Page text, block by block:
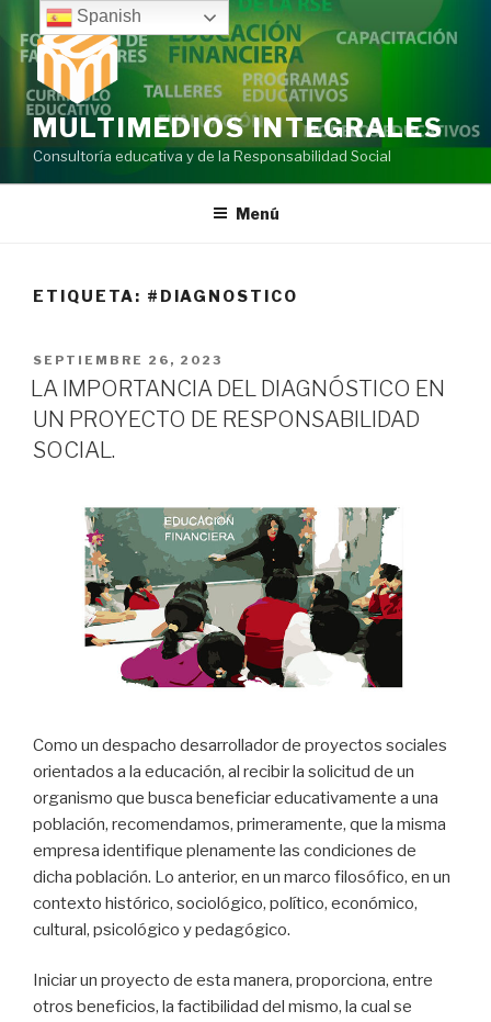
contenido
MULTIMEDIOS INTEGRALES
Consultoría educativa y de la Responsabilidad Social
Menú
ETIQUETA: #DIAGNOSTICO
PUBLICADO
EN
SEPTIEMBRE 26, 2023
LA IMPORTANCIA DEL DIAGNÓSTICO EN
UN PROYECTO DE RESPONSABILIDAD
SOCIAL.
Como un despacho desarrollador de proyectos sociales
orientados a la educación, al recibir la solicitud de un
organismo que busca beneficiar educativamente a una
población, recomendamos, primeramente, que la misma
empresa identifique plenamente las condiciones de
dicha población. Lo anterior, en un marco filosófico, en un
contexto histórico, sociológico, político, económico,
cultural, psicológico y pedagógico.
Iniciar un proyecto de esta manera, proporciona, entre
otros beneficios, la factibilidad del mismo, la cual se
Spanish